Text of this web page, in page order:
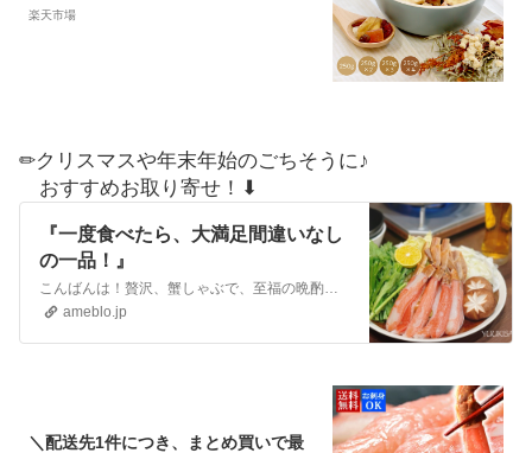
ミックス ミックスナッツ ナッツ＆フ
楽天市場
✏︎クリスマスや年末年始のごちそうに♪
おすすめお取り寄せ！⬇︎
『一度食べたら、大満足間違いなし
の一品！』
こんばんは！贅沢、蟹しゃぶで、至福の晩酌☺️前回は、手巻きでいただいた、生ズワイガニ。『本当に美味しくて、幸せ溢れました♪』こんばんは！贅沢な晩酌♪ズワイガニ…
ameblo.jp
＼配送先1件につき、まとめ買いで最